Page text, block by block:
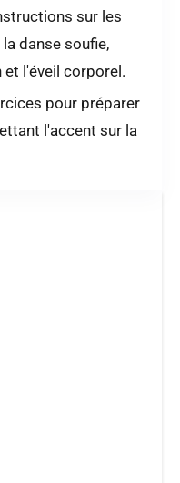
sur les
danse soufie,
l'éveil corporel.
pour préparer
l'accent sur la